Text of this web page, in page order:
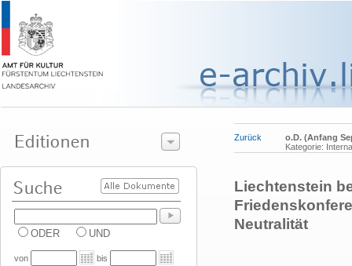
ODER UND
von bis
Zurück
o.D. (Anfang
Kategorie:
Liechtenstein
Neutralität